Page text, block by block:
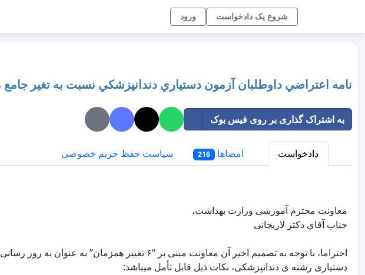
ورود شروع یک دادخواست
نامه اعتراضي داوطلبان آزمون دستياري دندانپزشكي نسبت به تغير جامع
به اشتراک گذاری بر روی فیس بوک
دادخواست امضاها 216 سیاست حفظ حریم خصوصی
احتراما، با توجه به تصمیم اخیر آن معاونت مبنی بر “۶ تغییر
دستیاری رشته ی دندانپزشکی، نکات ذیل قابل تأمل میباشد: